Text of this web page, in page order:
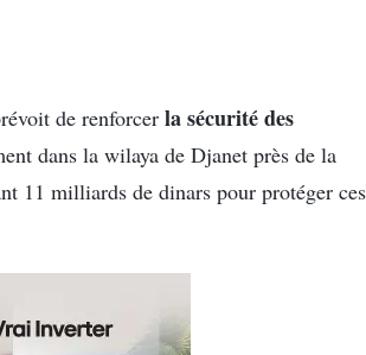
de renforcer la sécurité des
dans la wilaya de Djanet près de la
11 milliards de dinars pour protéger ces